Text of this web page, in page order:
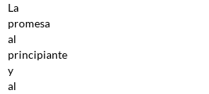
La
promesa
al
principiante
y
al